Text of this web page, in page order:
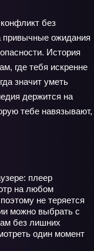
без
привычные ожидания
История
где тебя искренне
значит уметь
держится на
тебе навязывают,
плеер
на любом
не теряется
можно выбрать с
без лишних
один момент